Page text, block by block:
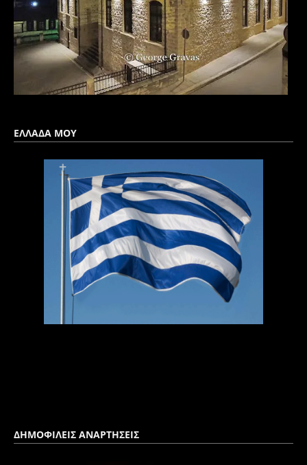
ΕΛΛΑΔΑ ΜΟΥ
ΔΗΜΟΦΙΛΕΙΣ ΑΝΑΡΤΗΣΕΙΣ